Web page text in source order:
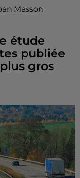
Masson
étude
publiée
gros